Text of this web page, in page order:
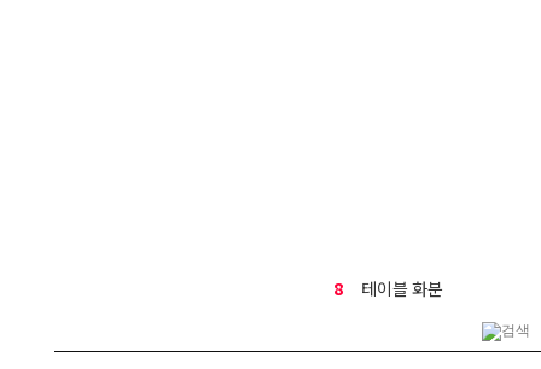
8
테이블 화분
10 부모님선물